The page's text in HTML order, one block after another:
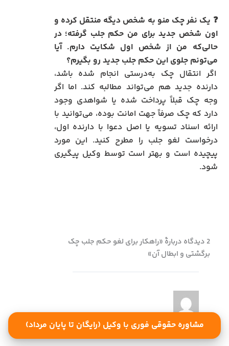
❓ یک نفر چک منو به شخص دیگه منتقل کرده و
اون شخص جدید برای من حکم جلب گرفته؛ در
حالی‌که من از شخص اول شکایت دارم. آیا
می‌تونم جلوی این حکم جلب جدید رو بگیرم؟
اگر انتقال چک به‌درستی انجام شده باشد،
دارنده جدید هم می‌تواند مطالبه کند. اما اگر
وجه چک قبلاً پرداخت شده یا شواهدی وجود
دارد که چک صرفاً جهت امانت بوده، می‌توانید با
ارائه اسناد تسویه یا اصل دعوا با دارنده اول،
درخواست لغو جلب را مطرح کنید. این مورد
پیچیده است و بهتر است توسط وکیل پیگیری
شود.
2 دیدگاه دربارهٔ «راهکار برای لغو حکم جلب چک
برگشتی و ابطال آن»
بهزاد شیرعلی زاده
مشاوره حقوقی فوری با وکیل (رایگان تا پایان مرداد)